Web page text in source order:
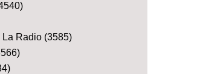
La Radio (3585)